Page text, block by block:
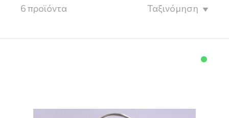
6προϊόντα Ταξινόμηση